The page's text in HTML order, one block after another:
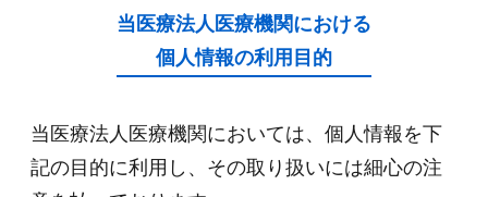
当医療法人医療機関における
個人情報の利用目的
当医療法人医療機関においては、個人情報を下
記の目的に利用し、その取り扱いには細心の注